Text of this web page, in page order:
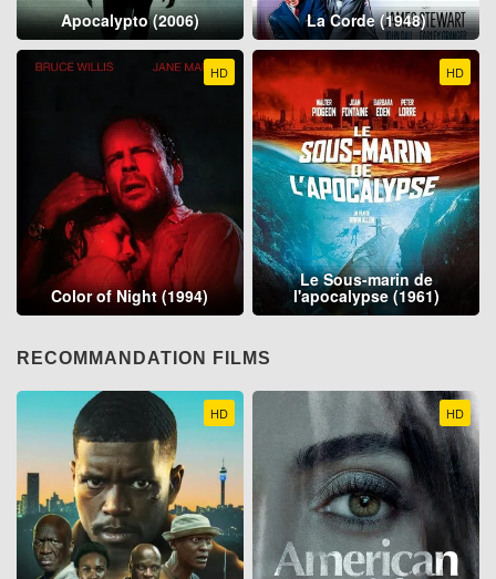
Apocalypto (2006) La Corde (1948)
HD
Color of Night (1994)
HD
Le Sous-marin de
l'apocalypse (1961)
RECOMMANDATION FILMS
HD HD